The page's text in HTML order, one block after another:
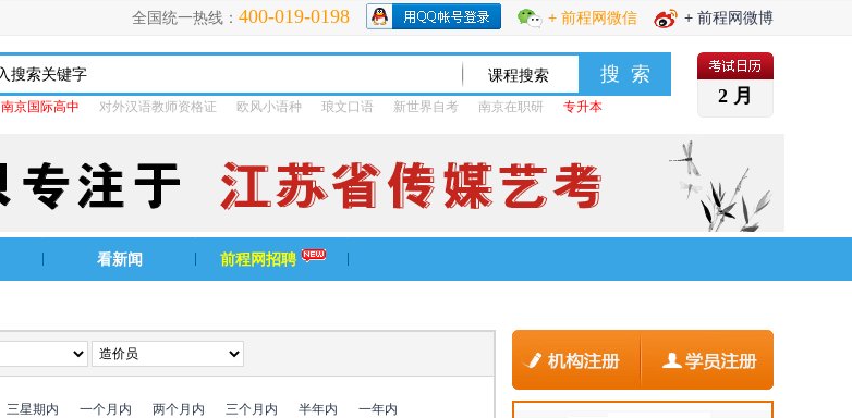
+ 前程网微博
+ 前程网微信
全国统一热线： 400-019-0198
南京国际高中 对外汉语教师资格证 欧风小语种 琅文口语 新世界自考 南京在职研 专升本 2 月
看新闻 前程网招聘
三星期内 一个月内 两个月内 三个月内 半年内 一年内